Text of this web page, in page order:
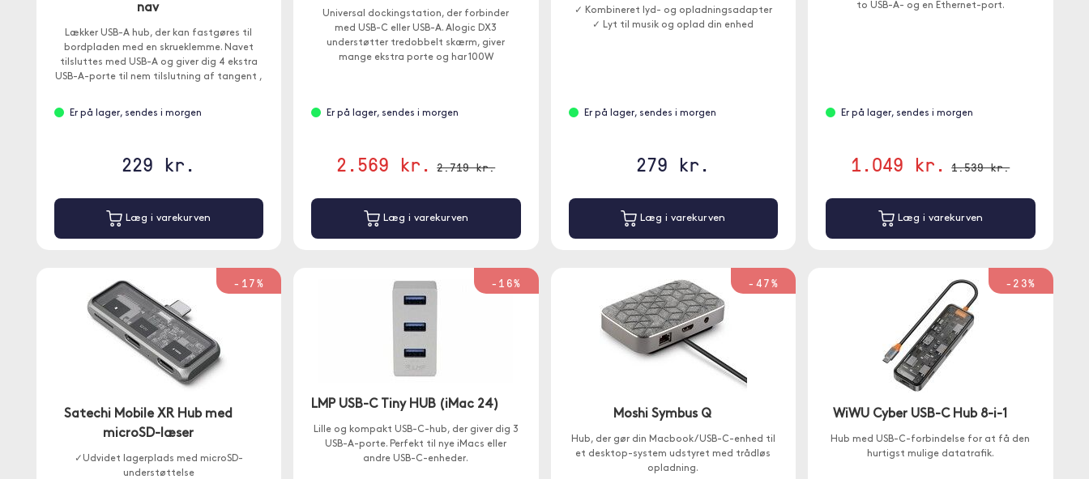
nav
Lækker USB-A hub, der kan fastgøres til
bordpladen med en skrueklemme. Navet
tilsluttes med USB-A og giver dig 4 ekstra
USB-A-porte til nem tilslutning af tangent ,
Er på lager, sendes i morgen
229 kr.
Læg i varekurven
Universal dockingstation, der forbinder
med USB-C eller USB-A. Alogic DX3
understøtter tredobbelt skærm, giver
mange ekstra porte og har 100W
Er på lager, sendes i morgen
2.569 kr. 2.719 kr.
Læg i varekurven
✓ Kombineret lyd- og opladningsadapter
✓ Lyt til musik og oplad din enhed
Er på lager, sendes i morgen
279 kr.
Læg i varekurven
to USB-A- og en Ethernet-port.
Er på lager, sendes i morgen
1.049 kr. 1.539 kr.
Læg i varekurven
-17%
Satechi Mobile XR Hub med
microSD-læser
✓Udvidet lagerplads med microSD-
understøttelse
-16%
LMP USB-C Tiny HUB (iMac 24)
Lille og kompakt USB-C-hub, der giver dig 3
USB-A-porte. Perfekt til nye iMacs eller
andre USB-C-enheder.
-47%
Moshi Symbus Q
Hub, der gør din Macbook / USB-C-enhed til
et desktop-system udstyret med trådløs
opladning.
-23%
WiWU Cyber USB-C Hub 8-i-1
Hub med USB-C-forbindelse for at få den
hurtigst mulige datatrafik.